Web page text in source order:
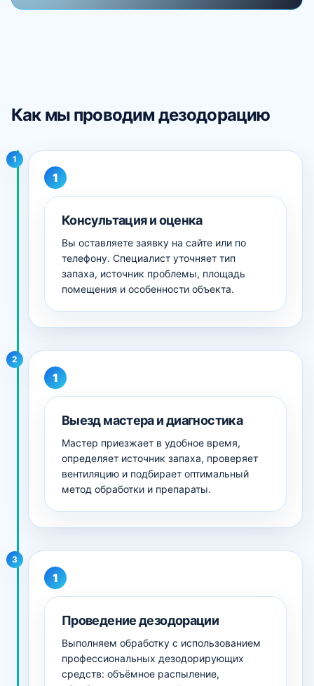
Как мы проводим дезодорацию
1
Консультация и оценка
Вы оставляете заявку на сайте или по
телефону. Специалист уточняет тип
запаха, источник проблемы, площадь
помещения и особенности объекта.
2
Выезд мастера и диагностика
Мастер приезжает в удобное время,
определяет источник запаха, проверяет
вентиляцию и подбирает оптимальный
метод обработки и препараты.
3
Проведение дезодорации
Выполняем обработку с использованием
профессиональных дезодорирующих
средств: объёмное распыление,